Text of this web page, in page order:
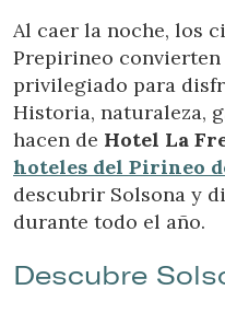
Al caer la noche, los
Prepirineo
privilegiado para
Historia, naturaleza,
hacen de Hotel La
hoteles del Pirineo
descubrir Solsona y
durante todo el año.
Descubre
comportamiento de los
información recogida
utiliza en la medición de
elaboración de perfiles
el fin de introducir
datos de uso que hacen
guardar la información
mejorar la calidad de
mejor experiencia a
Marketing y publicidad
sobre las preferencias y